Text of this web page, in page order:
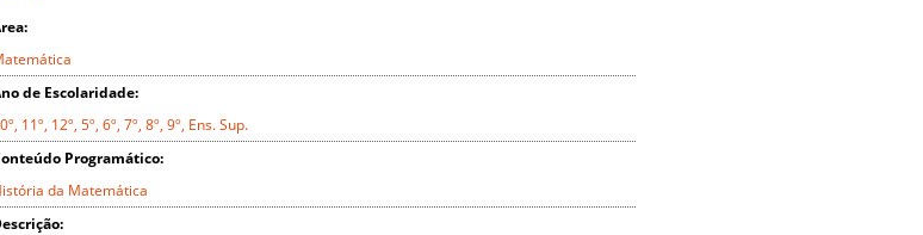
de Escolaridade:
11º, 12º, 5º, 6º, 7º, 8º, 9º, Ens. Sup.
Programático:
da Matemática